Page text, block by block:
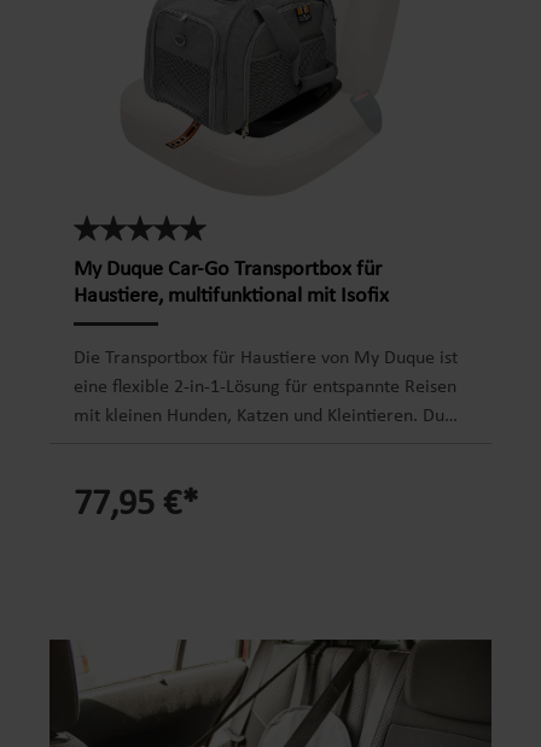
Durchschnittliche Bewertung von 5 von 5 Sternen
My Duque Car-Go Transportbox für
Haustiere, multifunktional mit Isofix
Die Transportbox für Haustiere von My Duque ist
eine flexible 2-in-1-Lösung für entspannte Reisen
mit kleinen Hunden, Katzen und Kleintieren. Du
bequem tragen. Erweiterbare Mesh-Seiten,
lässt sich mit ISOFIX-Basis, ISOFIX-Gurt oder
normalem Sicherheitsgurt befestigen. Vielseitig
auf Reisen – ideal für Auto, Zug und Flugzeug,
sofern die Vorgaben der jeweiligen Airline vorab
77,95 €*